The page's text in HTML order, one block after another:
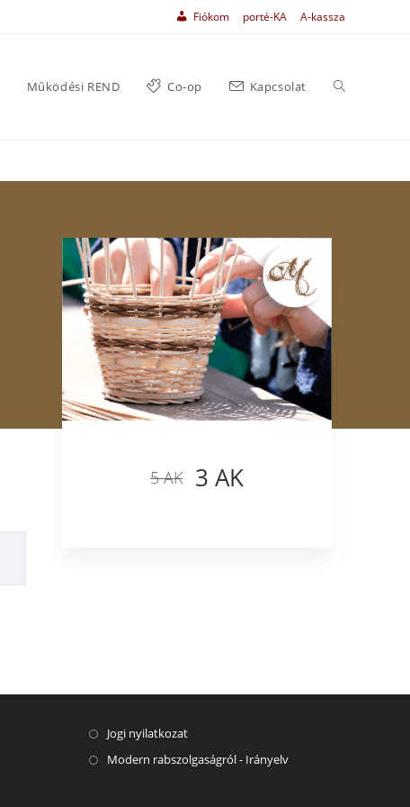
Fiókom porté-KA A-kassza
Működési REND Co-op Kapcsolat
5 AK 3 AK
Jogi nyilatkozat
Modern rabszolgaságról - Irányelv